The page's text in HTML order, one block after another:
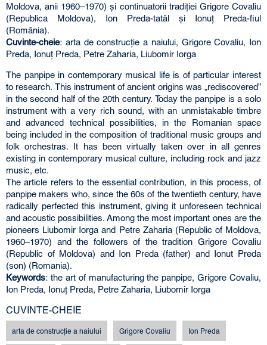
Moldova, anii 1960–1970) și continuatorii tradiției Grigore Covaliu
(Republica Moldova), Ion Preda-tatăl și Ionuț Preda-fiul
(România).
Cuvinte-cheie: arta de construcție a naiului, Grigore Covaliu, Ion
Preda, Ionuț Preda, Petre Zaharia, Liubomir Iorga
The panpipe in contemporary musical life is of particular interest
to research. This instrument of ancient origins was „rediscovered”
in the second half of the 20th century. Today the panpipe is a solo
instrument with a very rich sound, with an unmistakable timbre
and advanced technical possibilities, in the Romanian space
being included in the composition of traditional music groups and
folk orchestras. It has been virtually taken over in all genres
existing in contemporary musical culture, including rock and jazz
music, etc.
The article refers to the essential contribution, in this process, of
panpipe makers who, since the 60s of the twentieth century, have
radically perfected this instrument, giving it unforeseen technical
and acoustic possibilities. Among the most important ones are the
pioneers Liubomir Iorga and Petre Zaharia (Republic of Moldova,
1960–1970) and the followers of the tradition Grigore Covaliu
(Republic of Moldova) and Ion Preda (father) and Ionut Preda
(son) (Romania).
Keywords: the art of manufacturing the panpipe, Grigore Covaliu,
Ion Preda, Ionuț Preda, Petre Zaharia, Liubomir Iorga
CUVINTE-CHEIE
arta de construcție a naiului Grigore Covaliu Ion Preda